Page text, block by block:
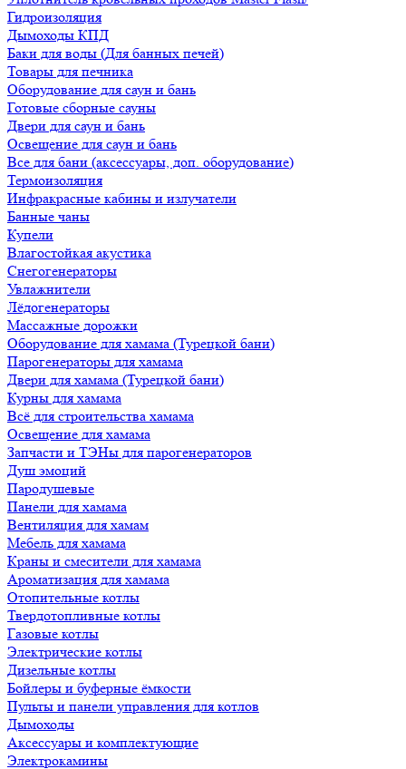
Гидроизоляция
Дымоходы КПД
Баки для воды (Для банных печей)
Товары для печника
Оборудование для саун и бань
Готовые сборные сауны
Двери для саун и бань
Освещение для саун и бань
Все для бани (аксессуары, доп. оборудование)
Термоизоляция
Инфракрасные кабины и излучатели
Банные чаны
Купели
Влагостойкая акустика
Снегогенераторы
Увлажнители
Лёдогенераторы
Массажные дорожки
Оборудование для хамама (Турецкой бани)
Парогенераторы для хамама
Двери для хамама (Турецкой бани)
Курны для хамама
Всё для строительства хамама
Освещение для хамама
Запчасти и ТЭНы для парогенераторов
Душ эмоций
Пародушевые
Панели для хамама
Вентиляция для хамам
Мебель для хамама
Краны и смесители для хамама
Ароматизация для хамама
Отопительные котлы
Твердотопливные котлы
Газовые котлы
Электрические котлы
Дизельные котлы
Бойлеры и буферные ёмкости
Пульты и панели управления для котлов
Дымоходы
Аксессуары и комплектующие
Электрокамины